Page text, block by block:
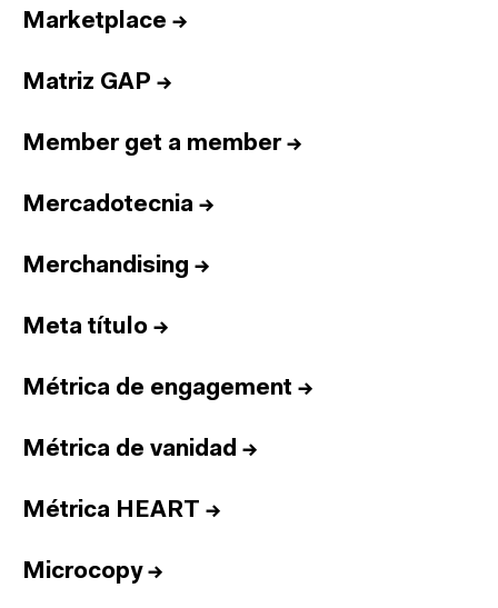
Marketplace →
Matriz GAP →
Member get a member→
Mercadotecnia →
Merchandising →
Meta título →
Métrica de engagement →
Métrica de vanidad →
Métrica HEART →
Microcopy→